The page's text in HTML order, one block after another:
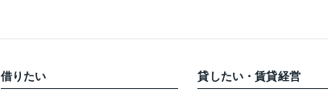
借りたい 貸したい・賃貸経営